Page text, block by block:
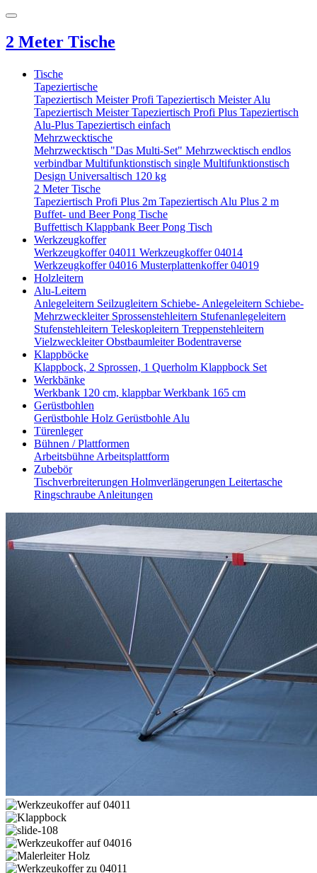
2 Meter Tische
Tische
Tapeziertische
Tapeziertisch Meister Profi Tapeziertisch Meister Alu
Tapeziertisch MeisterTapeziertisch Profi Plus Tapeziertisch
Alu-Plus Tapeziertisch einfach
Mehrzwecktische
Mehrzwecktisch "Das Multi-Set" Mehrzwecktisch endlos
verbindbarMultifunktionstisch single Multifunktionstisch
Design Universaltisch 120 kg
2 Meter Tische
Tapeziertisch Profi Plus 2m Tapeziertisch Alu Plus 2 m
Buffet- und Beer Pong Tische
Buffettisch Klappbank Beer Pong Tisch
Werkzeugkoffer
Werkzeugkoffer 04011 Werkzeugkoffer 04014
Werkzeugkoffer 04016 Musterplattenkoffer 04019
Holzleitern
Alu-Leitern
Anlegeleitern Seilzugleitern Schiebe- Anlegeleitern Schiebe-
Mehrzweckleiter Sprossenstehleitern Stufenanlegeleitern
Stufenstehleitern Teleskopleitern Treppenstehleitern
VielzweckleiterObstbaumleiterBodentraverse
Klappböcke
Klappbock, 2 Sprossen, 1 Querholm Klappbock Set
Werkbänke
Werkbank 120 cm, klappbarWerkbank 165 cm
Gerüstbohlen
Gerüstbohle Holz Gerüstbohle Alu
Türenleger
Bühnen / Plattformen
Arbeitsbühne Arbeitsplattform
Zubebör
Tischverbreiterungen Holmverlängerungen Leitertasche
Ringschraube Anleitungen